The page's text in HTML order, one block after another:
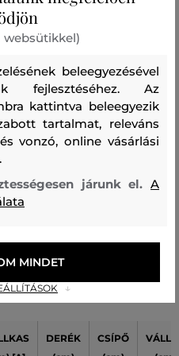
0
megegyezik az általam
mérettel
Karl Lagerfeld
DERÉK
CSÍPŐ
websütikkel)
beleegyezésével
fejlesztéséhez. Az
kattintva beleegyezik
tartalmat, releváns
vonzó, online vásárlási
járunk el.A
MINDET